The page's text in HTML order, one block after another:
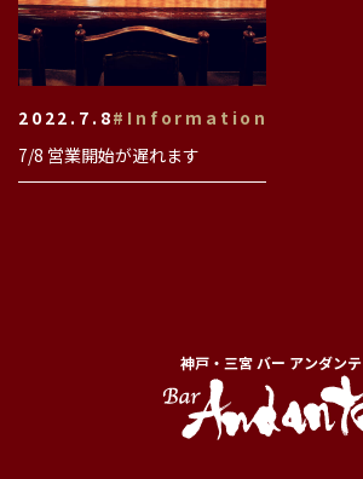
2022.7.8#Information
7/8 営業開始が遅れます
神戸・三宮 バー アンダンテ